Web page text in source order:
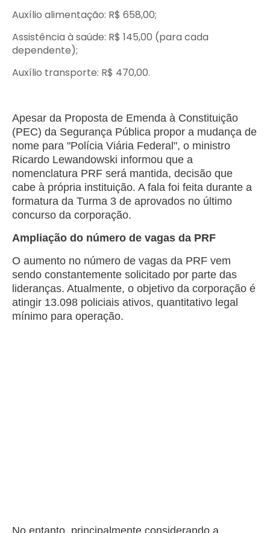
Auxílio alimentação: R$ 658,00;
Assistência à saúde: R$ 145,00 (para cada
dependente);
Auxílio transporte: R$ 470,00.
Apesar da Proposta de Emenda à Constituição
(PEC) da Segurança Pública propor a mudança de
nome para "Polícia Viária Federal", o ministro
Ricardo Lewandowski informou que a
nomenclatura PRF será mantida, decisão que
cabe à própria instituição. A fala foi feita durante a
formatura da Turma 3 de aprovados no último
concurso da corporação.
Ampliação do número de vagas da PRF
O aumento no número de vagas da PRF vem
sendo constantemente solicitado por parte das
lideranças. Atualmente, o objetivo da corporação é
atingir 13.098 policiais ativos, quantitativo legal
mínimo para operação.
No entanto, principalmente considerando a